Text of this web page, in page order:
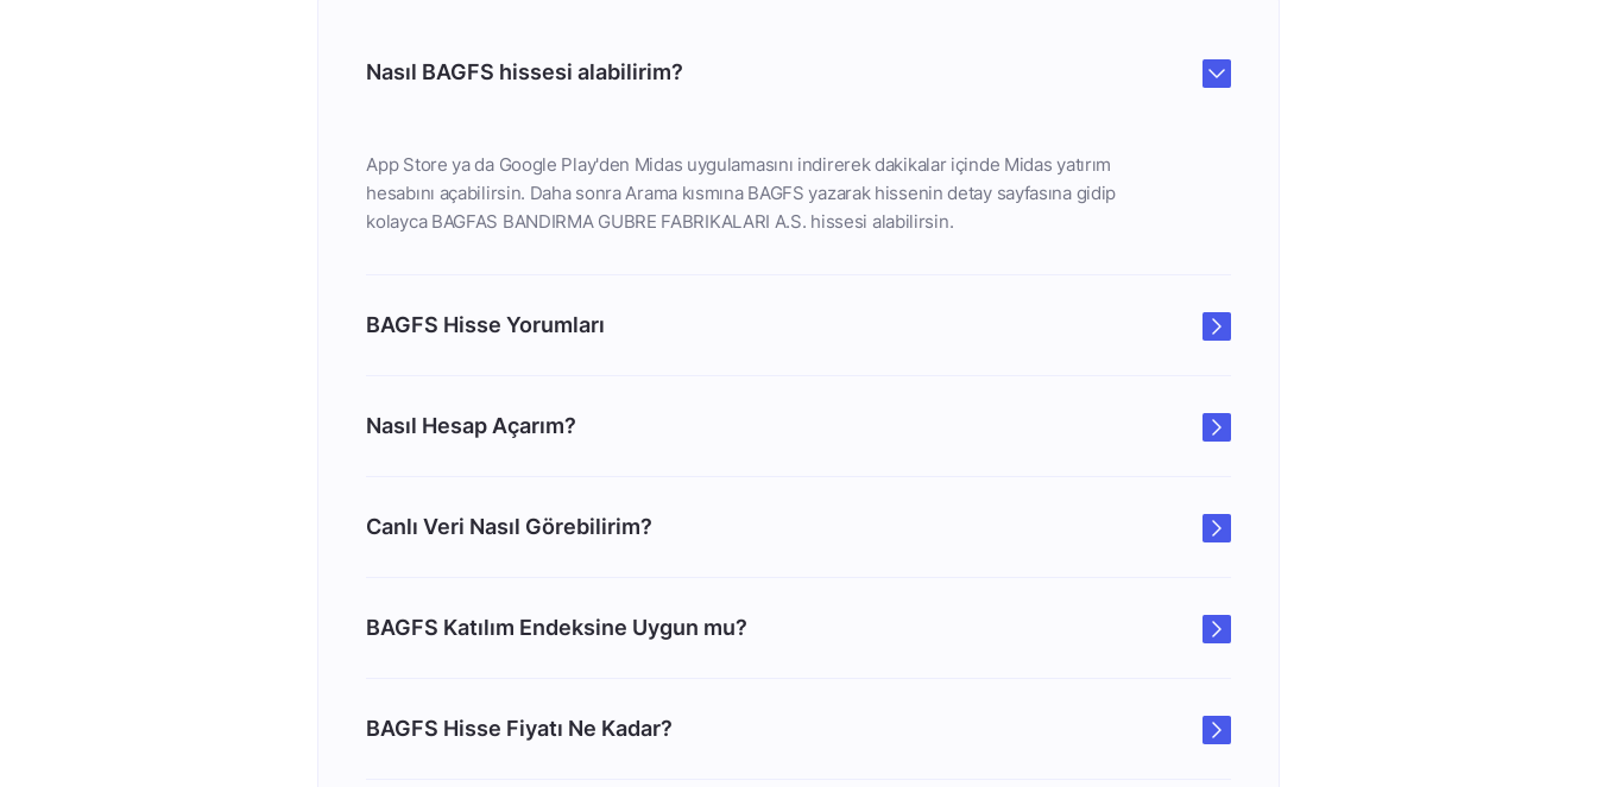
Nasıl BAGFS hissesi alabilirim?
App Store ya da Google Play'den Midas uygulamasını indirerek dakikalar içinde Midas yatırım
hesabını açabilirsin. Daha sonra Arama kısmına BAGFS yazarak hissenin detay sayfasına gidip
kolayca BAGFAS BANDIRMA GUBRE FABRIKALARI A.S. hissesi alabilirsin.
BAGFS Hisse Yorumları
Nasıl Hesap Açarım?
Canlı Veri Nasıl Görebilirim?
BAGFS Katılım Endeksine Uygun mu?
BAGFS Hisse Fiyatı Ne Kadar?